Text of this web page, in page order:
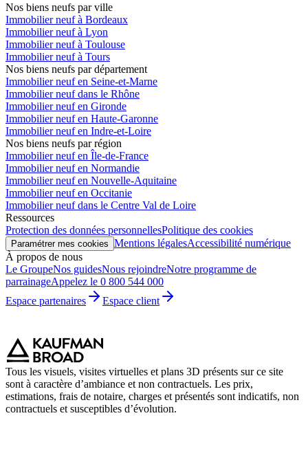
Nos biens neufs par ville
Immobilier neuf à Bordeaux
Immobilier neuf à Lyon
Immobilier neuf à Toulouse
Immobilier neuf à Tours
Nos biens neufs par département
Immobilier neuf en Seine-et-Marne
Immobilier neuf dans le Rhône
Immobilier neuf en Gironde
Immobilier neuf en Haute-Garonne
Immobilier neuf en Indre-et-Loire
Nos biens neufs par région
Immobilier neuf en Île-de-France
Immobilier neuf en Normandie
Immobilier neuf en Nouvelle-Aquitaine
Immobilier neuf en Occitanie
Immobilier neuf dans le Centre Val de Loire
Ressources
Protection des données personnellesPolitique des cookies
Paramétrer mes cookies Mentions légalesAccessibilité numérique
À propos de nous
Le GroupeNos guidesNous rejoindreNotre programme de
parrainageAppelez le 0 800 544 000
Espace partenaires
Espace client
Tous les visuels, visites virtuelles et plans 3D présents sur ce site
sont à caractère d’ambiance et non contractuels. Les prix,
estimations, frais de notaire, charges et présentés sont indicatifs, non
contractuels et susceptibles d’évolution.